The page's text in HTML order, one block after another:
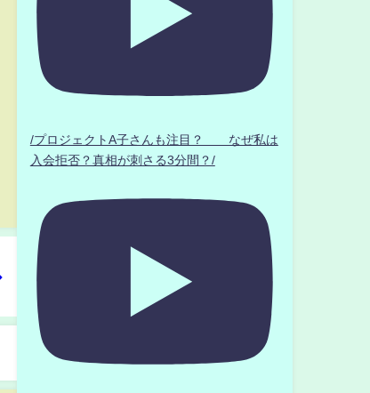
/プロジェクトA子さんも注目？ なぜ私は
入会拒否？真相が刺さる3分間？/